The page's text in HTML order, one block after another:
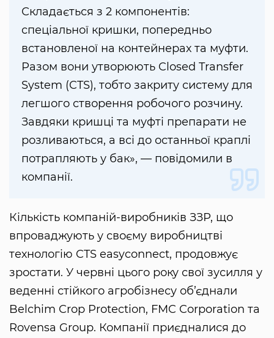
Складається з 2 компонентів:
спеціальної кришки, попередньо
встановленої на контейнерах та муфти.
Разом вони утворюють Closed Transfer
System (CTS), тобто закриту систему для
легшого створення робочого розчину.
Завдяки кришці та муфті препарати не
розливаються, а всі до останньої краплі
потрапляють у бак», — повідомили в
компанії.
Кількість компаній-виробників ЗЗР, що
впроваджують у своєму виробництві
технологію CTS easyconnect, продовжує
зростати. У червні цього року свої зусилля у
веденні стійкого агробізнесу об’єднали
Belchim Crop Protection, FMC Corporation та
Rovensa Group. Компанії приєдналися до